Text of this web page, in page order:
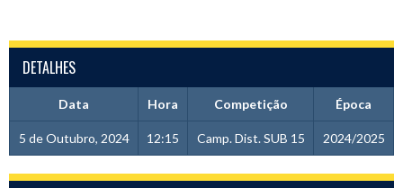
DETALHES
Data Hora Competição Época
5 de Outubro, 2024 12:15 Camp. Dist. SUB 15 2024/2025